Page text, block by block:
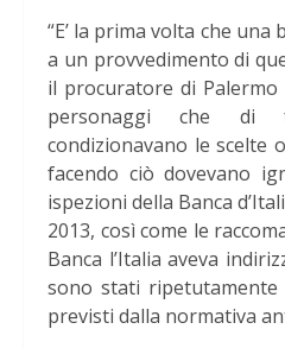
“E’ la prima volta che
a un provvedimento di
il procuratore di
personaggi che di
condizionavano le scelte
facendo ciò dovevano
ispezioni della Banca
2013, così come le
Banca l’Italia aveva
sono stati
previsti dalla normativa